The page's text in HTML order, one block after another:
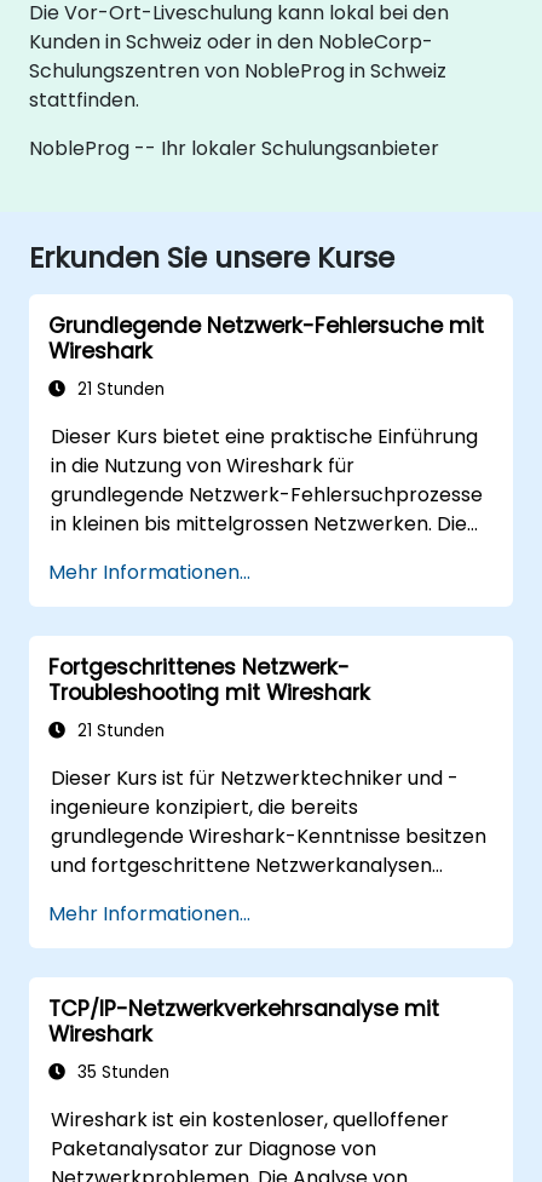
Die Vor-Ort-Liveschulung kann lokal bei den
Kunden in Schweiz oder in den NobleCorp-
Schulungszentren von NobleProg in Schweiz
stattfinden.
NobleProg -- Ihr lokaler Schulungsanbieter
Erkunden Sie unsere Kurse
Grundlegende Netzwerk-Fehlersuche mit
Wireshark
21 Stunden
Dieser Kurs bietet eine praktische Einführung
in die Nutzung von Wireshark für
grundlegende Netzwerk-Fehlersuchprozesse
in kleinen bis mittelgrossen Netzwerken. Die
Erfassungs- und Anzeige-Filtern sowie die
Analyse von Statistiken, Zeitwerten,
Bandbreite, Latenzzeit und Paketverlust
kennen. Die Schulung ist praxisorientiert und
vermittelt den Teilnehmern die notwendigen
Fähigkeiten zur Diagnose häufiger TCP/IP-
Kommunikationsprobleme.
Mehr Informationen...
Fortgeschrittenes Netzwerk-
Troubleshooting mit Wireshark
21 Stunden
Dieser Kurs ist für Netzwerktechniker und -
ingenieure konzipiert, die bereits
grundlegende Wireshark-Kenntnisse besitzen
und fortgeschrittene Netzwerkanalysen
wie Leistungs-, Anwendungs- und
Sicherheitsprobleme – darunter VoIP, DNS,
Datenbanken und Netzwerkangriffe – mithilfe
von Befehlszeilenwerkzeugen, erweiterten
Filtern und forensischen Techniken behoben
werden können. Das Training ist stark
Unternehmensnetzwerkszenarien.
Mehr Informationen...
TCP/IP-Netzwerkverkehrsanalyse mit
Wireshark
35 Stunden
Wireshark ist ein kostenloser, quelloffener
Paketanalysator zur Diagnose von